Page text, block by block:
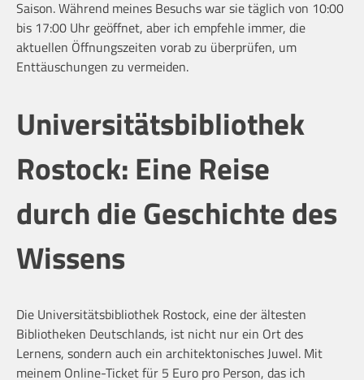
Saison. Während meines Besuchs war sie täglich von 10:00
bis 17:00 Uhr geöffnet, aber ich empfehle immer, die
aktuellen Öffnungszeiten vorab zu überprüfen, um
Enttäuschungen zu vermeiden.
Universitätsbibliothek
Rostock: Eine Reise
durch die Geschichte des
Wissens
Die Universitätsbibliothek Rostock, eine der ältesten
Bibliotheken Deutschlands, ist nicht nur ein Ort des
Lernens, sondern auch ein architektonisches Juwel. Mit
meinem Online-Ticket für 5 Euro pro Person, das ich